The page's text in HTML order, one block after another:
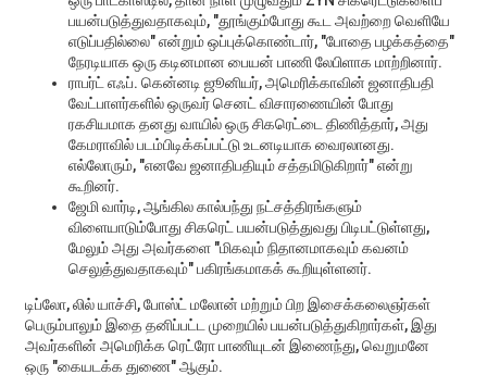
பயன்படுத்துவதாகவும், "தூங்கும்போது கூட அவற்றை வெளியே
எடுப்பதில்லை" என்றும் ஒப்புக்கொண்டார், "போதை பழக்கத்தை"
நேரடியாக ஒரு கடினமான பையன் பாணி லேபிளாக மாற்றினார்.
ராபர்ட் எஃப். கென்னடி ஜூனியர், அமெரிக்காவின் ஜனாதிபதி
வேட்பாளர்களில் ஒருவர் செனட் விசாரணையின் போது
ரகசியமாக தனது வாயில் ஒரு சிகரெட்டை திணித்தார், அது
கேமராவில் படம்பிடிக்கப்பட்டு உடனடியாக வைரலானது.
எல்லோரும், "எனவே ஜனாதிபதியும் சத்தமிடுகிறார்" என்று
கூறினர்.
ஜேமி வார்டி, ஆங்கில கால்பந்து நட்சத்திரங்களும்
விளையாடும்போது சிகரெட் பயன்படுத்துவது பிடிபட்டுள்ளது,
மேலும் அது அவர்களை "மிகவும் நிதானமாகவும் கவனம்
செலுத்துவதாகவும்" பகிரங்கமாகக் கூறியுள்ளனர்.
டிப்லோ, லில் யாச்சி, போஸ்ட் மலோன் மற்றும் பிற இசைக்கலைஞர்கள்
பெரும்பாலும் இதை தனிப்பட்ட முறையில் பயன்படுத்துகிறார்கள், இது
அவர்களின் அமெரிக்க ரெட்ரோ பாணியுடன் இணைந்து, வெறுமனே
ஒரு "கையடக்க துணை" ஆகும்.